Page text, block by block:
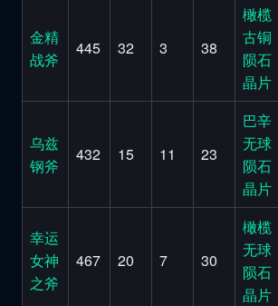
金精
战斧
445 32 3 38
橄榄
古铜
陨石
晶片
乌兹
钢斧
432 15 11 23
巴辛
无球
陨石
晶片
幸运
女神
之斧
467 20 7 30
橄榄
无球
陨石
晶片